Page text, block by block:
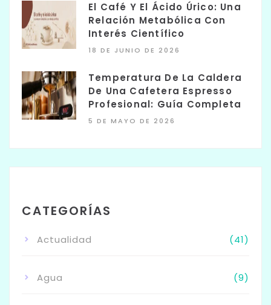
El Café Y El Ácido Úrico: Una
Relación Metabólica Con
Interés Científico
18 DE JUNIO DE 2026
Temperatura De La Caldera
De Una Cafetera Espresso
Profesional: Guía Completa
5 DE MAYO DE 2026
CATEGORÍAS
Actualidad (41)
Agua (9)